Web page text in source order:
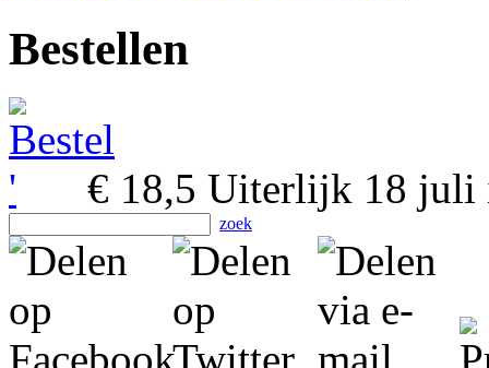
Bestellen
€ 18,5 Uiterlijk 18 juli
zoek